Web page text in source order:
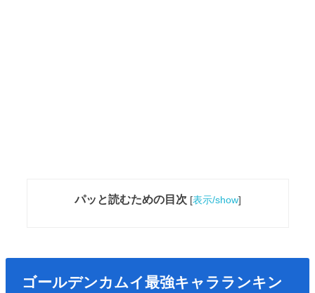
パッと読むための目次 [表示/show]
ゴールデンカムイ最強キャラランキン